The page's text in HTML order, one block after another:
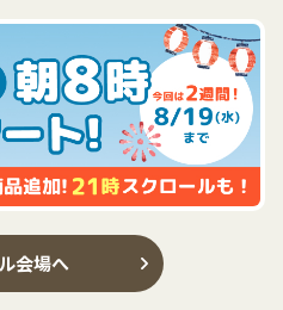
会場へ